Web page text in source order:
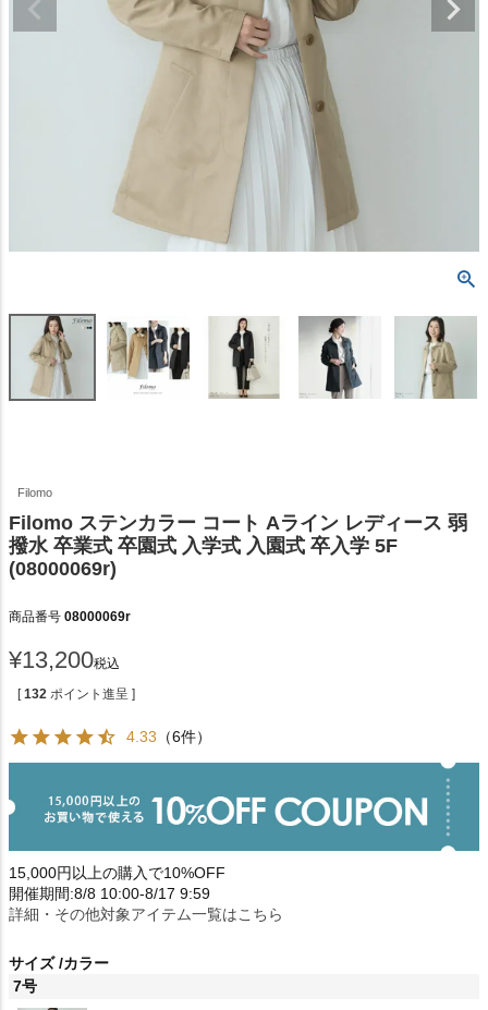
Filomo
Filomo ステンカラー コート Aライン レディース 弱
撥水 卒業式 卒園式 入学式 入園式 卒入学 5F
(08000069r)
商品番号 08000069r
¥13,200税込
[ 132 ポイント進呈 ]
4.33 （6件）
15,000円以上の購入で10%OFF
開催期間:8/8 10:00-8/17 9:59
詳細・その他対象アイテム一覧はこちら
サイズ カラー
7号